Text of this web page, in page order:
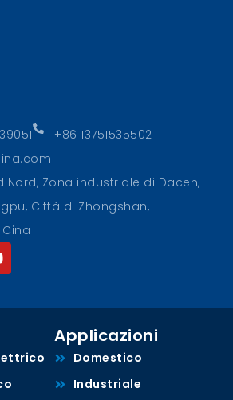
+86 13751535502
Nord, Zona industriale di Dacen,
Città di Zhongshan,
Applicazioni
Domestico
Industriale